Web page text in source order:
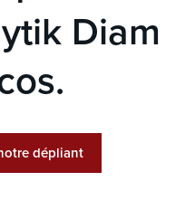
Diam
dépliant